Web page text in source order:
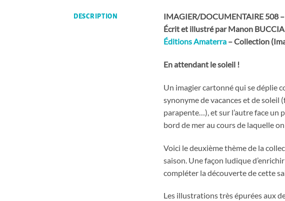
DESCRIPTION
IMAGIER/DOCUMENTAIRE 508 –
Écrit et illustré par Manon
Éditions Amaterra – Collection
En attendant le soleil !
Un imagier cartonné qui se déplie
synonyme de vacances et de soleil
parapente…), et sur l’autre face un
bord de mer au cours de laquelle
Voici le deuxième thème de la
saison. Une façon ludique
compléter la découverte de cette
Les illustrations très épurées aux